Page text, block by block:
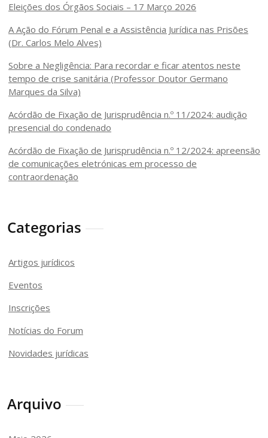
Eleições dos Órgãos Sociais – 17 Março 2026
A Ação do Fórum Penal e a Assistência Jurídica nas Prisões
(Dr. Carlos Melo Alves)
Sobre a Negligência: Para recordar e ficar atentos neste
tempo de crise sanitária (Professor Doutor Germano
Marques da Silva)
Acórdão de Fixação de Jurisprudência n.º 11/2024: audição
presencial do condenado
Acórdão de Fixação de Jurisprudência n.º 12/2024: apreensão
de comunicações eletrónicas em processo de
contraordenação
Categorias
Artigos jurídicos
Eventos
Inscrições
Notícias do Forum
Novidades jurídicas
Arquivo